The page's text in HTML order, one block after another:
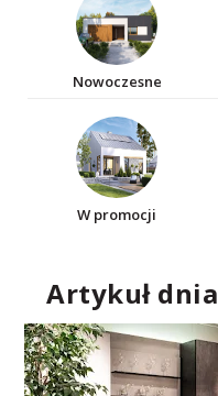
Nowoczesne
W promocji
Artykuł dnia